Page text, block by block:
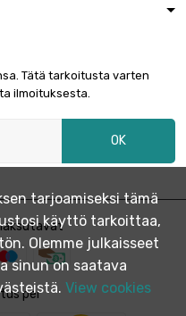
€ 
€ 
Tätä tarkoitusta varten
ilmoituksesta.
OK
per
tarjoamiseksi tämä
käyttö tarkoittaa,
Olemme julkaisseet
sinun on saatava
View cookies